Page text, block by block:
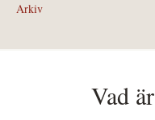
Arkiv
Vad